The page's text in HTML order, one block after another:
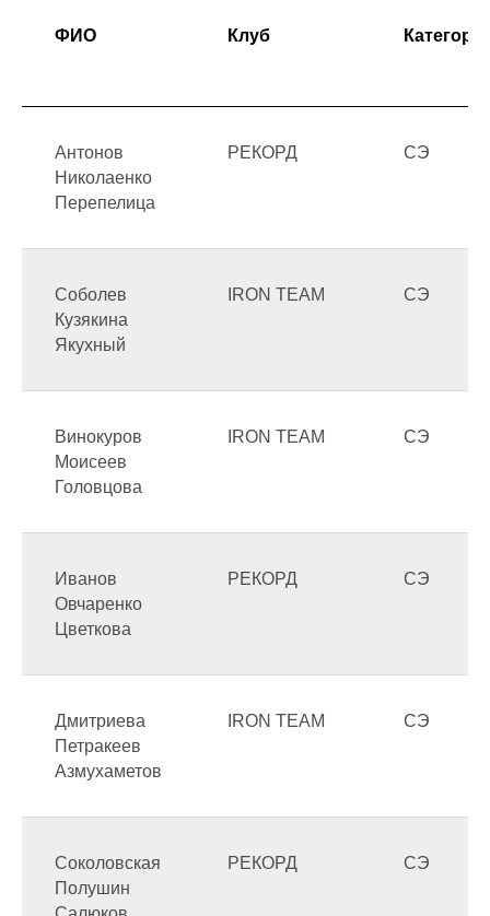
ФИО Клуб
Антонов
Николаенко
Перепелица
РЕКОРД СЭ
Соболев
Кузякина
Якухный
IRON TEAM СЭ
Винокуров
Моисеев
Головцова
IRON TEAM СЭ
Иванов
Овчаренко
Цветкова
РЕКОРД СЭ
Дмитриева
Петракеев
Азмухаметов
IRON TEAM СЭ
Соколовская
Полушин
РЕКОРД СЭ